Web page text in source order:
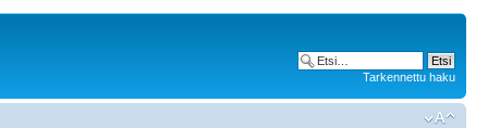
Tarkennettu haku